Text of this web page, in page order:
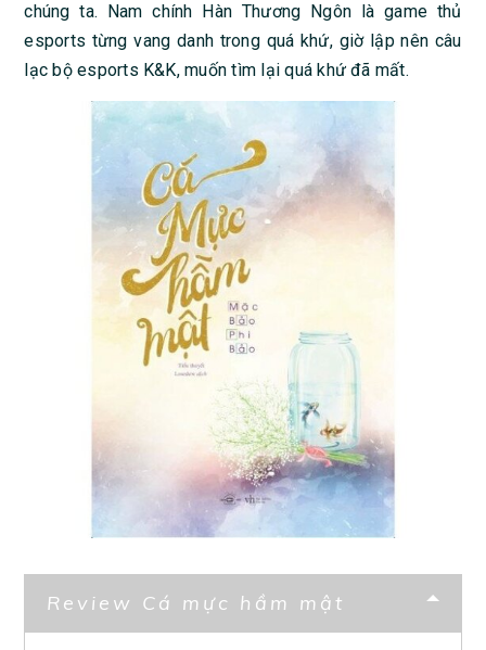
chúng ta. Nam chính Hàn Thương Ngôn là game thủ
esports từng vang danh trong quá khứ, giờ lập nên câu
lạc bộ esports K&K, muốn tìm lại quá khứ đã mất.
Review Cá mực hầm mật